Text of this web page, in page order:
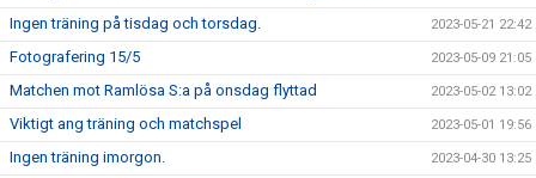
Ingen träning på tisdag och torsdag. 2023-05-21 22:42
Fotografering 15/5 2023-05-09 21:05
Matchen mot Ramlösa S:a på onsdag flyttad 2023-05-02 13:02
Viktigt ang träning och matchspel 2023-05-01 19:56
Ingen träning imorgon. 2023-04-30 13:25